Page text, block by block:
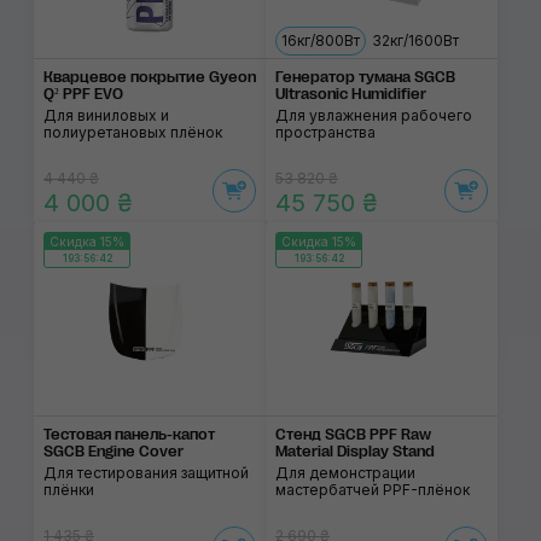
Кварцевое покрытие Gyeon
Q² PPF EVO
Для виниловых и
полиуретановых плёнок
4 440 ₴
4 000 ₴
16кг/800Вт 32кг/1600Вт
Генератор тумана SGCB
Ultrasonic Humidifier
Для увлажнения рабочего
пространства
53 820 ₴
45 750 ₴
Скидка 15%
193:56:41
Тестовая панель-капот
SGCB Engine Cover
Для тестирования защитной
плёнки
1 435 ₴
Скидка 15%
193:56:41
Стенд SGCB PPF Raw
Material Display Stand
Для демонстрации
мастербатчей PPF-плёнок
2 690 ₴